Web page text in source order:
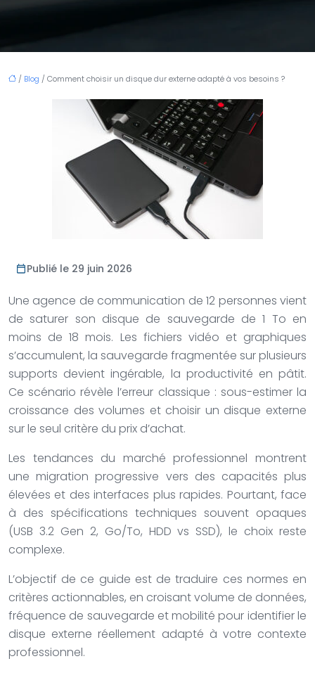
/ Blog / Comment choisir un disque dur externe adapté à vos besoins ?
Publié le 29 juin 2026
Une agence de communication de 12 personnes vient
de saturer son disque de sauvegarde de1 To en
moins de18 mois. Les fichiers vidéo et graphiques
s’accumulent, la sauvegarde fragmentée sur plusieurs
supports devient ingérable, la productivité en pâtit.
Ce scénario révèle l’erreur classique : sous-estimer la
croissance des volumes et choisir un disque externe
sur le seul critère du prix d’achat.
Les tendances du marché professionnel montrent
une migration progressive vers des capacités plus
élevées et des interfaces plus rapides. Pourtant, face
à des spécifications techniques souvent opaques
(USB 3.2 Gen 2, Go/To, HDD vs SSD), le choix reste
complexe.
L’objectif de ce guide est de traduire ces normes en
critères actionnables, en croisant volume de données,
fréquence de sauvegarde et mobilité pour identifier le
disque externe réellement adapté à votre contexte
professionnel.